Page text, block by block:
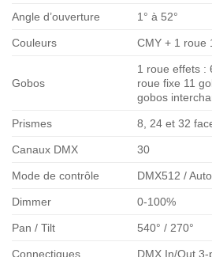
Angle d’ouverture 1° à 52°
Couleurs CMY + 1 roue
Gobos
1 roue effets :
roue fixe 11
gobos
Prismes 8, 24 et 32
Canaux DMX 30
Mode de contrôle DMX512 /
Dimmer 0-100%
Pan / Tilt 540° / 270°
Connectiques DMX In/Out